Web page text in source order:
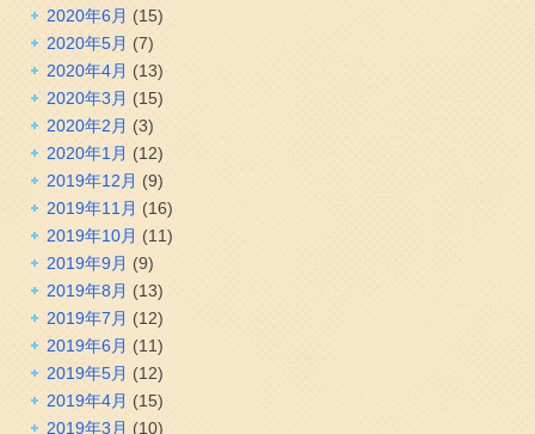
2020年6月 (15)
2020年5月 (7)
2020年4月 (13)
2020年3月 (15)
2020年2月 (3)
2020年1月 (12)
2019年12月 (9)
2019年11月 (16)
2019年10月 (11)
2019年9月 (9)
2019年8月 (13)
2019年7月 (12)
2019年6月 (11)
2019年5月 (12)
2019年4月 (15)
2019年3月 (10)